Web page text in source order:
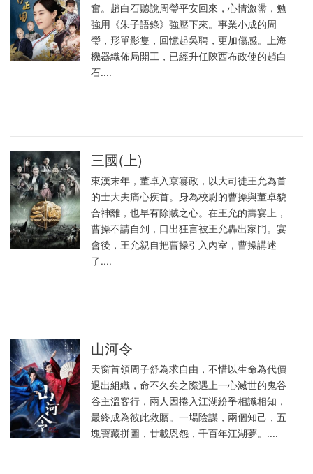
奮。趙白石聽說周瑩平安回來，心情激盪，勉
強用《朱子語錄》強壓下來。事業小成的周
瑩，形單影隻，回憶起吳聘，更加傷感。上海
機器織佈局開工，已經升任陝西布政使的趙白
石....
三國(上)
東漢末年，董卓入京篡政，以大司徒王允為首
的士大夫痛心疾首。身為校尉的曹操與董卓貌
合神離，也早有除賊之心。在王允的壽宴上，
曹操不請自到，口出狂言被王允轟出家門。宴
會後，王允親自把曹操引入內室，曹操講述
了....
山河令
天窗首領周子舒為求自由，不惜以生命為代價
退出組織，命不久矣之際遇上一心滅世的鬼谷
谷主溫客行，兩人因捲入江湖紛爭相識相知，
最終成為彼此救贖。一場陰謀，兩個知己，五
塊寶藏拼圖，廿載恩怨，千百年江湖夢。....